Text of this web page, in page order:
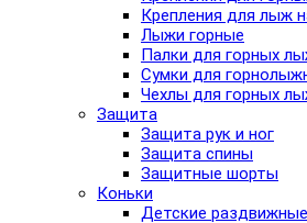
Крепления для лыж
Лыжи горные
Палки для горных
Сумки для
Чехлы для горных
Защита
Защита рук и ног
Защита спины
Защитные шорты
Коньки
Детские